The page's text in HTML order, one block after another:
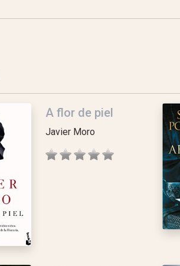
A flor de piel
Javier Moro